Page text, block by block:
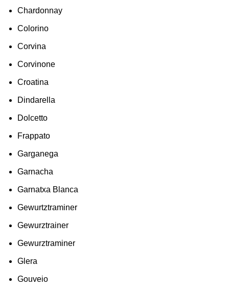
Chardonnay
Colorino
Corvina
Corvinone
Croatina
Dindarella
Dolcetto
Frappato
Garganega
Garnacha
Garnatxa Blanca
Gewurtztraminer
Gewurztrainer
Gewurztraminer
Glera
Gouveio